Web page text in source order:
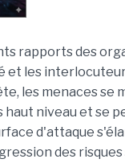
rapports des
et les
les menaces se
haut niveau et se
d'attaque
des risques